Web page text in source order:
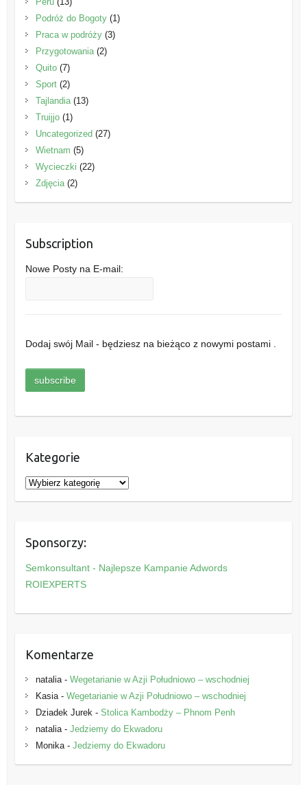
Podróż do Bogoty(1)
Praca w podróży(3)
Przygotowania(2)
Quito(7)
Sport(2)
Tajlandia(13)
Truijjo(1)
Uncategorized(27)
Wietnam (5)
Wycieczki (22)
Zdjęcia(2)
Subscription
Nowe Posty na E-mail:
Dodaj swój Mail - będziesz na bieżąco z nowymi postami .
Kategorie
K
a
g
o
r
e
Sponsorzy:
Semkonsultant - Najlepsze Kampanie Adwords
ROIEXPERTS
Komentarze
natalia- Wegetarianie w Azji Południowo – wschodniej
Kasia- Wegetarianie w Azji Południowo – wschodniej
Dziadek Jurek - Stolica Kambodży – Phnom Penh
natalia- Jedziemy do Ekwadoru
Monika- Jedziemy do Ekwadoru